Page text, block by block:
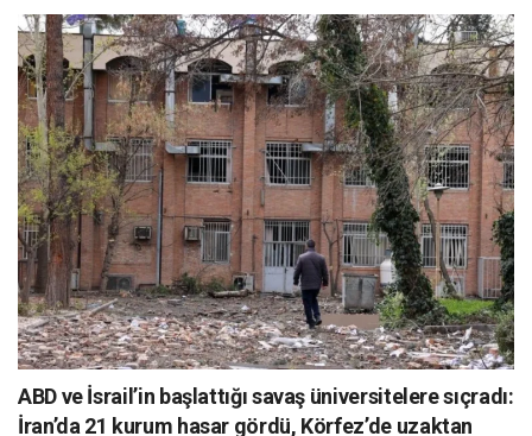
ABD ve İsrail’in başlattığı savaş üniversitelere sıçradı:
İran’da 21 kurum hasar gördü, Körfez’de uzaktan